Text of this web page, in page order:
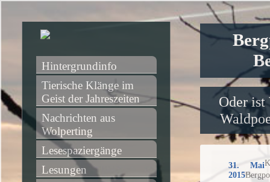
Oder ist
31. Mai
2015
Hintergrundinfo
Tierische Klänge im
Geist der Jahreszeiten
Nachrichten aus
Wolperting
Lesespaziergänge
Lesungen